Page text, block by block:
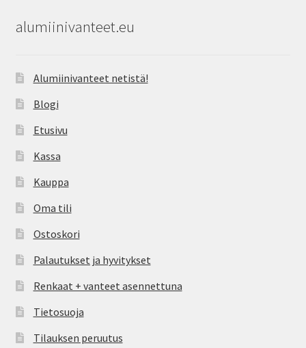
alumiinivanteet.eu
Alumiinivanteet netistä!
Blogi
Etusivu
Kassa
Kauppa
Oma tili
Ostoskori
Palautukset ja hyvitykset
Renkaat + vanteet asennettuna
Tietosuoja
Tilauksen peruutus